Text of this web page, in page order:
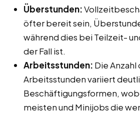
Überstunden:
öfter bereit sein,
während dies bei Teilzeit-
der Fall ist.
Arbeitsstunden: Die
Arbeitsstunden variiert
Beschäftigungsformen,
meisten und Minijobs die